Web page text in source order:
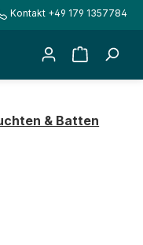
Kontakt +49 179 1357784
& Batten